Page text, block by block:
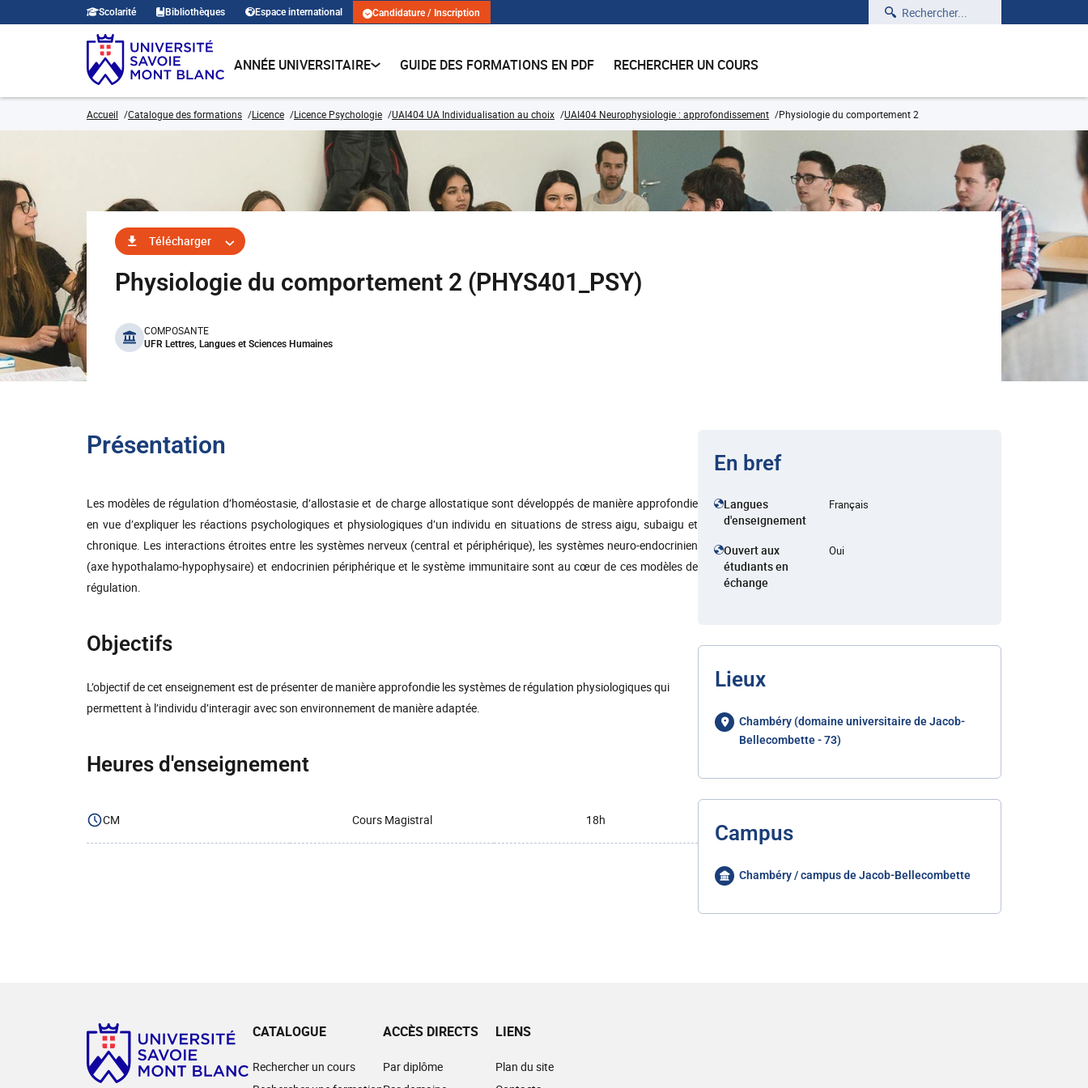
Scolarité Bibliothèques Espace international Candidature / Inscription Rechercher
ANNÉE UNIVERSITAIRE GUIDE DES FORMATIONS EN PDF RECHERCHER UN COURS
Accueil Catalogue des formations Licence Licence Psychologie UAI404 UA Individualisation au choix UAI404 Neurophysiologie : approfondissement Physiologie du comportement 2
Télécharger
Physiologie du comportement 2 (PHYS401_PSY)
benefits
COMPOSANTE
UFR Lettres, Langues et Sciences Humaines
Présentation
Les modèles de régulation d’homéostasie, d’allostasie et de charge allostatique sont développés de manière approfondie
en vue d’expliquer les réactions psychologiques et physiologiques d’un individu en situations de stress aigu, subaigu et
chronique. Les interactions étroites entre les systèmes nerveux (central et périphérique), les systèmes neuro-endocrinien
(axe hypothalamo-hypophysaire) et endocrinien périphérique et le système immunitaire sont au cœur de ces modèles de
régulation.
Objectifs
L’objectif de cet enseignement est de présenter de manière approfondie les systèmes de régulation physiologiques qui
permettent à l’individu d’interagir avec son environnement de manière adaptée.
Heures d'enseignement
CM Cours Magistral 18h
En bref
Langues
d'enseignement
Français
Ouvert aux
étudiants en
échange
Oui
Lieux
Chambéry (domaine universitaire de Jacob-
Bellecombette - 73)
Campus
Chambéry / campus de Jacob-Bellecombette
CATALOGUE
Rechercher un cours
ACCÈS DIRECTS
Par diplôme
LIENS
Plan du site